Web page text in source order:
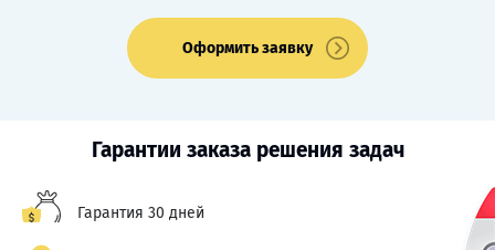
Оформить заявку
Гарантии заказа решения задач
Гарантия 30 дней